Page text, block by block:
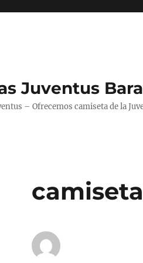
Juventus
– Ofrecemos camiseta de la